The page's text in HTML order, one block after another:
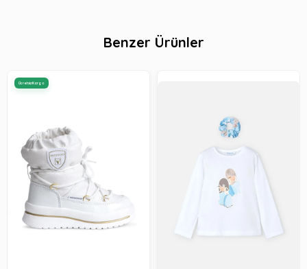
Benzer Ürünler
Ücretsiz Kargo